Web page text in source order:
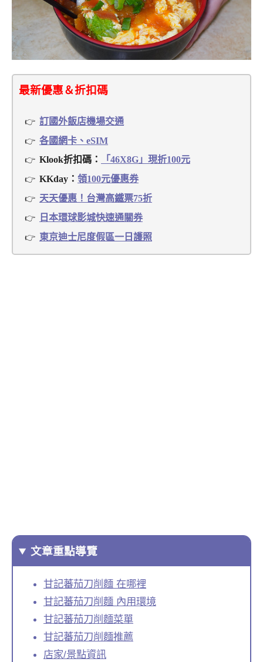
最新優惠＆折扣碼
訂國外飯店機場交通
各國網卡、eSIM
Klook折扣碼：
「46X8G」現折100元
KKday： 領100元優惠券
天天優惠！台灣高鐵票75折
日本環球影城快速通關券
東京迪士尼度假區一日護照
文章重點導覽
甘記蕃茄刀削麵 在哪裡
甘記蕃茄刀削麵 內用環境
甘記蕃茄刀削麵菜單
甘記蕃茄刀削麵推薦
店家/景點資訊